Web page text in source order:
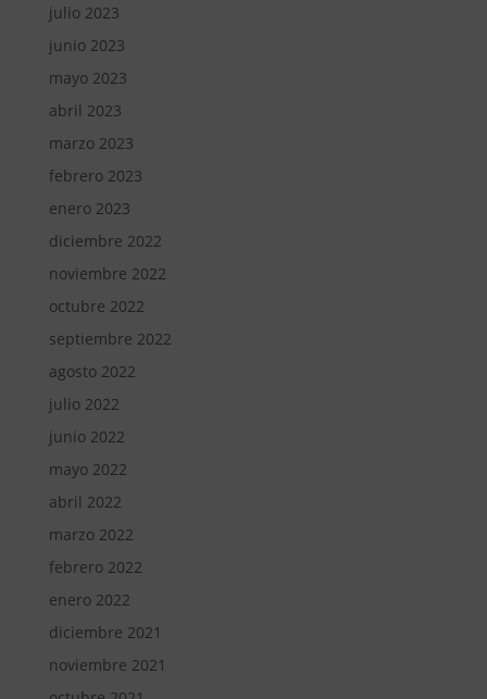
julio 2023
junio 2023
mayo 2023
abril 2023
marzo 2023
febrero 2023
enero 2023
diciembre 2022
noviembre 2022
octubre 2022
septiembre 2022
agosto 2022
julio 2022
junio 2022
mayo 2022
abril 2022
marzo 2022
febrero 2022
enero 2022
diciembre 2021
noviembre 2021